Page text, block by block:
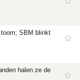
SBM blinkt
halen ze de